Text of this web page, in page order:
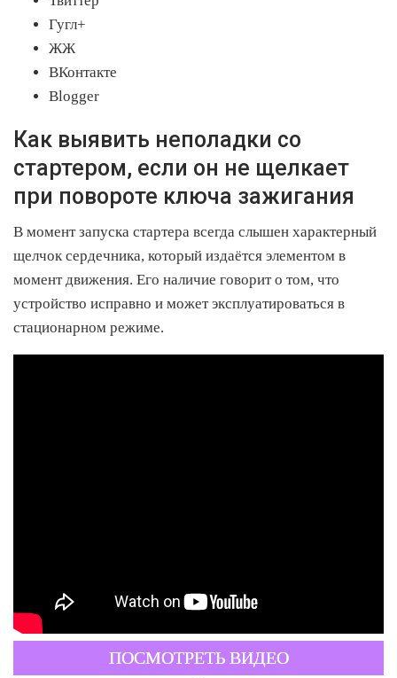
Гугл+
ЖЖ
ВКонтакте
Blogger
Как выявить неполадки со
стартером, если он не щелкает
при повороте ключа зажигания
В момент запуска стартера всегда слышен характерный
щелчок сердечника, который издаётся элементом в
момент движения. Его наличие говорит о том, что
устройство исправно и может эксплуатироваться в
стационарном режиме.
ПОСМОТРЕТЬ ВИДЕО